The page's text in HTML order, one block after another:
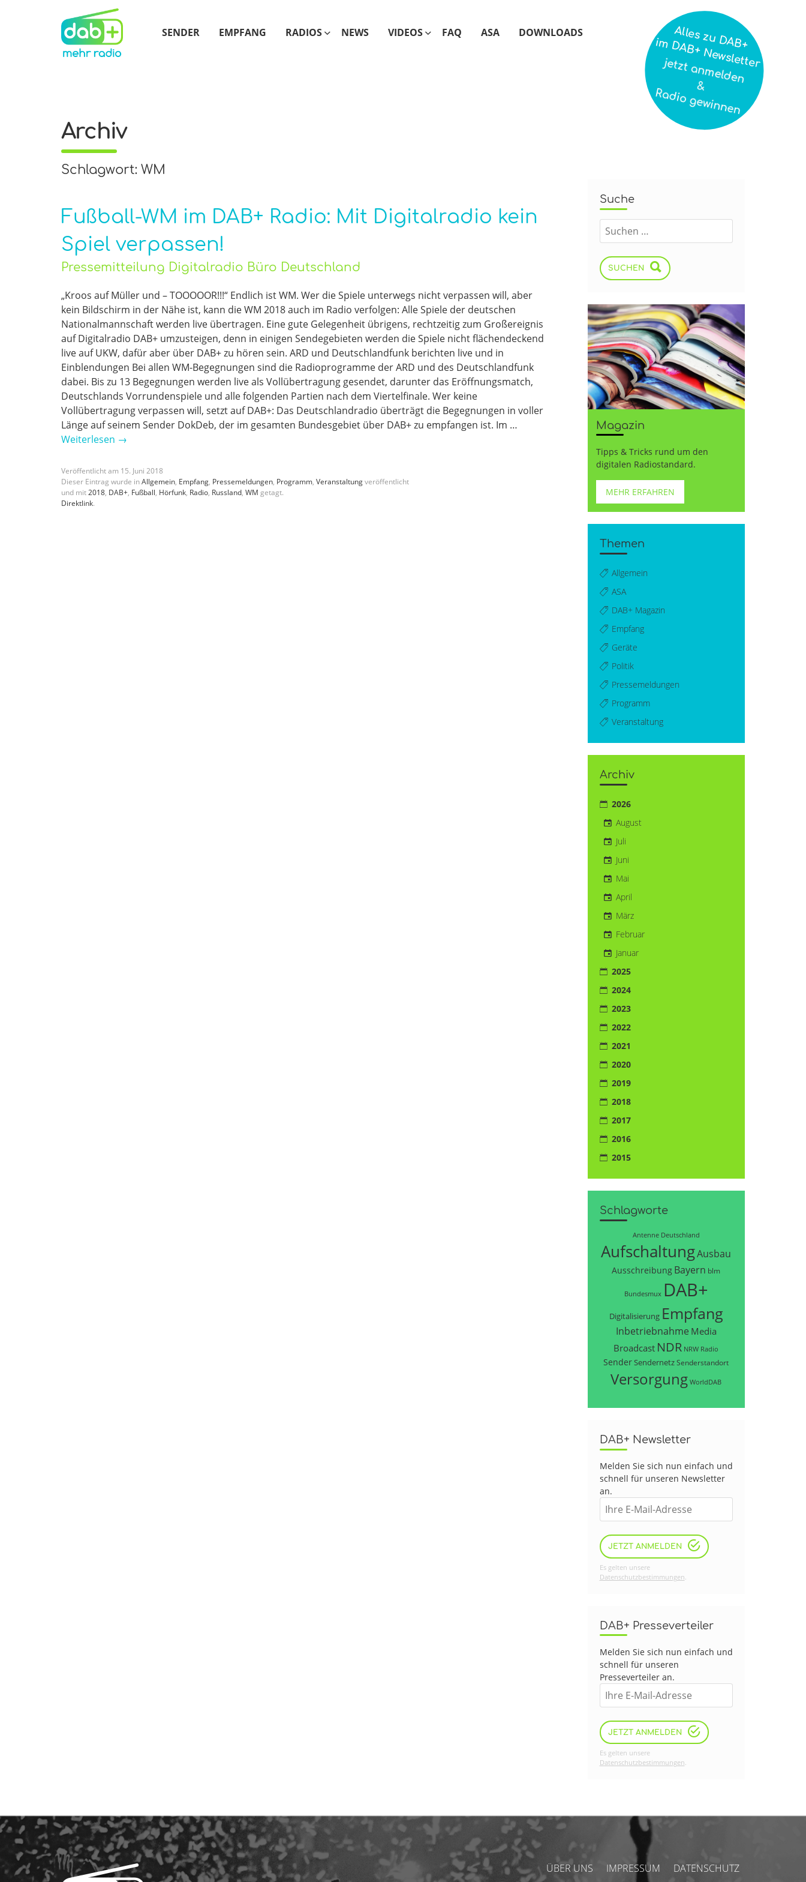
SENDER EMPFANG RADIOS NEWS VIDEOS FAQ ASA DOWNLOADS
Archiv
Schlagwort: WM
Fußball-WM im DAB+ Radio: Mit Digitalradio kein
Spiel verpassen!
Pressemitteilung Digitalradio Büro Deutschland
„Kroos auf Müller und – TOOOOOR!!!“ Endlich ist WM. Wer die Spiele unterwegs nicht verpassen will, aber
kein Bildschirm in der Nähe ist, kann die WM 2018 auch im Radio verfolgen: Alle Spiele der deutschen
Nationalmannschaft werden live übertragen. Eine gute Gelegenheit übrigens, rechtzeitig zum Großereignis
auf Digitalradio DAB+ umzusteigen, denn in einigen Sendegebieten werden die Spiele nicht flächendeckend
live auf UKW, dafür aber über DAB+ zu hören sein. ARD und Deutschlandfunk berichten live und in
Einblendungen Bei allen WM-Begegnungen sind die Radioprogramme der ARD und des Deutschlandfunk
dabei. Bis zu 13 Begegnungen werden live als Vollübertragung gesendet, darunter das Eröffnungsmatch,
Deutschlands Vorrundenspiele und alle folgenden Partien nach dem Viertelfinale. Wer keine
Vollübertragung verpassen will, setzt auf DAB+: Das Deutschlandradio überträgt die Begegnungen in voller
Länge auf seinem Sender DokDeb, der im gesamten Bundesgebiet über DAB+ zu empfangen ist. Im …
Weiterlesen →
Veröffentlicht am 15. Juni 2018
Dieser Eintrag wurde inAllgemein, Empfang, Pressemeldungen, Programm, Veranstaltungveröffentlicht
und mit2018, DAB+, Fußball, Hörfunk, Radio, Russland, WM getagt.
Direktlink.
Suche
SUCHEN
Magazin
Tipps & Tricks rund um den
digitalen Radiostandard.
MEHR ERFAHREN
Themen
Allgemein
ASA
DAB+ Magazin
Empfang
Geräte
Politik
Pressemeldungen
Programm
Veranstaltung
Archiv
2026
August
Juli
Juni
Mai
April
März
Februar
Januar
2025
2024
2023
2022
2021
2020
2019
2018
2017
2016
2015
Schlagworte
Antenne Deutschland
AufschaltungAusbau
Ausschreibung Bayern blm
Bundesmux DAB+
Digitalisierung Empfang
Inbetriebnahme Media
Broadcast NDR NRW Radio
SenderSendernetzSenderstandort
Versorgung WorldDAB
DAB+ Newsletter
Melden Sie sich nun einfach und
schnell für unseren Newsletter
an.
JETZT ANMELDEN
Es gelten unsere
Datenschutzbestimmungen
DAB+ Presseverteiler
Melden Sie sich nun einfach und
schnell für unseren
Presseverteiler an.
JETZT ANMELDEN
Es gelten unsere
Datenschutzbestimmungen.
ÜBER UNS IMPRESSUM DATENSCHUTZ
Alles zu DAB+
im DAB+ Newsletter
jetzt anmelden
&
Radio gewinnen